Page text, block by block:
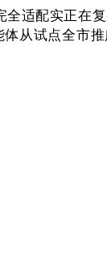
适配实正在
从试点全市